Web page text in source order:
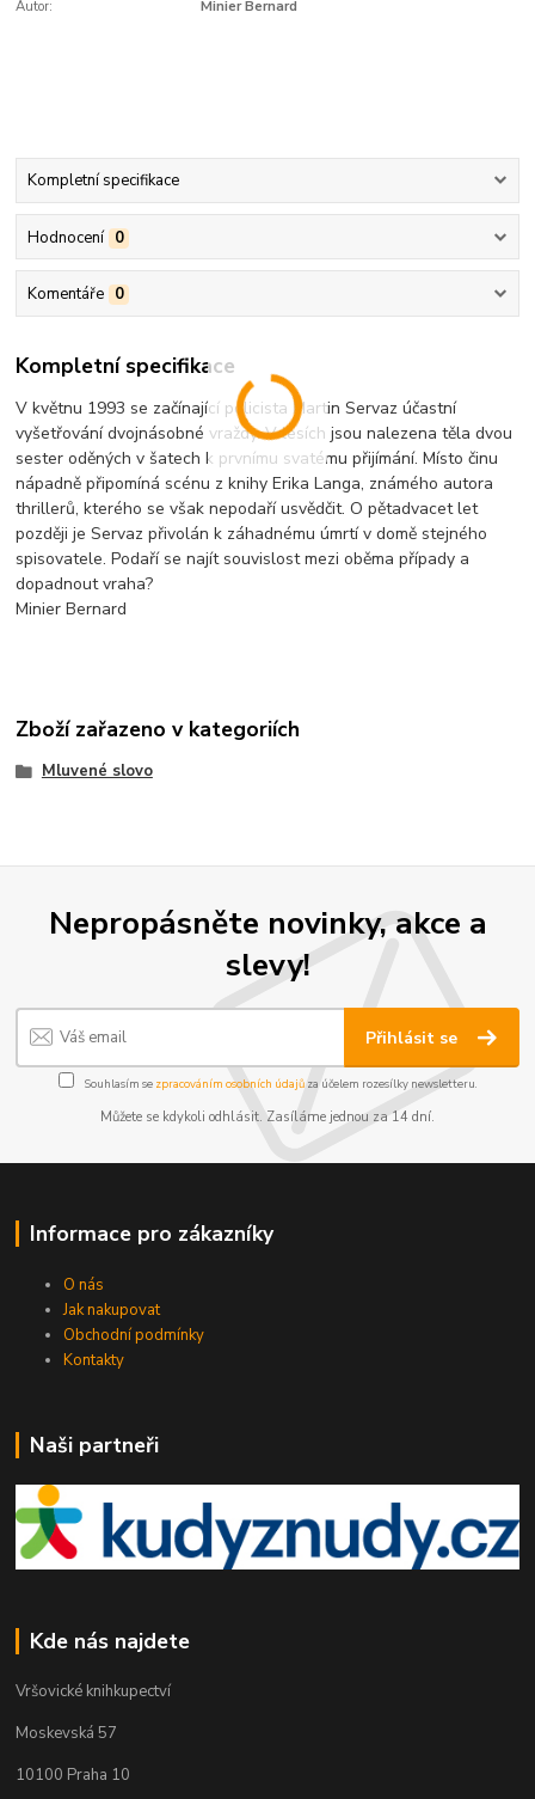
Autor:
Minier Bernard
Kompletní specifikace
Hodnocení 0
Komentáře 0
Kompletní specifikace
V květnu 1993 se začínající policista Martin Servaz účastní
vyšetřování dvojnásobné vraždy. V lesích jsou nalezena těla dvou
sester oděných v šatech k prvnímu svatému přijímání. Místo činu
nápadně připomíná scénu z knihy Erika Langa, známého autora
thrillerů, kterého se však nepodaří usvědčit. O pětadvacet let
později je Servaz přivolán k záhadnému úmrtí v domě stejného
spisovatele. Podaří se najít souvislost mezi oběma případy a
dopadnout vraha?
Minier Bernard
Zboží zařazeno v kategoriích
Mluvené slovo
Nepropásněte novinky, akce a
slevy!
Přihlásit se
Souhlasím se zpracováním osobních údajůza účelem rozesílky newsletteru.
Můžete se kdykoli odhlásit. Zasíláme jednou za 14 dní.
Informace pro zákazníky
O nás
Jak nakupovat
Obchodní podmínky
Kontakty
Naši partneři
Kde nás najdete
Vršovické knihkupectví
Moskevská 57
10100 Praha 10